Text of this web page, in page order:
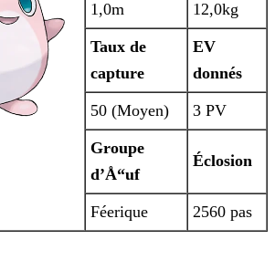
1,0m 12,0kg
Taux de
capture
EV
donnés
50 (Moyen) 3 PV
Groupe
d’Å“uf
Éclosion
Féerique 2560 pas